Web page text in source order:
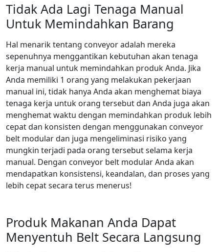
Tidak Ada Lagi Tenaga Manual
Untuk Memindahkan Barang
Hal menarik tentang conveyor adalah mereka
sepenuhnya menggantikan kebutuhan akan tenaga
kerja manual untuk memindahkan produk Anda. Jika
Anda memiliki 1 orang yang melakukan pekerjaan
manual ini, tidak hanya Anda akan menghemat biaya
tenaga kerja untuk orang tersebut dan Anda juga akan
menghemat waktu dengan memindahkan produk lebih
cepat dan konsisten dengan menggunakan conveyor
belt modular dan juga mengeliminasi risiko yang
mungkin terjadi pada orang tersebut selama kerja
manual. Dengan conveyor belt modular Anda akan
mendapatkan konsistensi, keandalan, dan proses yang
lebih cepat secara terus menerus!
Produk Makanan Anda Dapat
Menyentuh Belt Secara Langsung